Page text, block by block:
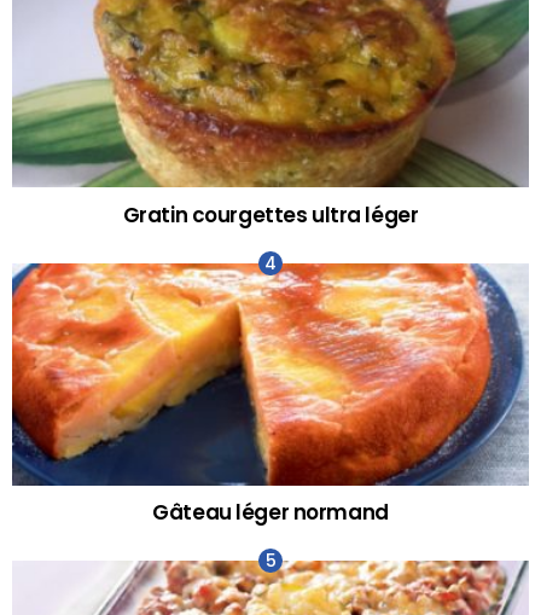
Gratin courgettes ultra léger
Gâteau léger normand